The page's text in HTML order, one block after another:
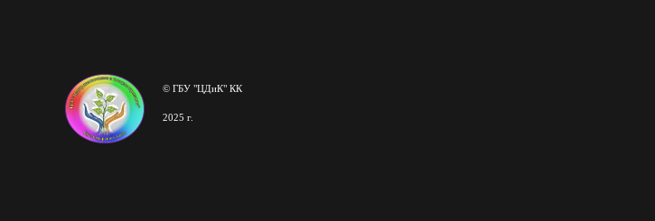
© ГБУ "ЦДиК" КК
2025 г.